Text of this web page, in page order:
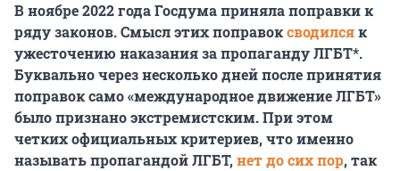
В ноябре 2022 года Госдума приняла поправки к
ряду законов. Смысл этих поправоксводилсяк
ужесточению наказания за пропаганду ЛГБТ*.
Буквально через несколько дней после принятия
поправок само «международное движение ЛГБТ»
было признано экстремистским. При этом
четких официальных критериев, что именно
называть пропагандой ЛГБТ,нет до сих пор, так